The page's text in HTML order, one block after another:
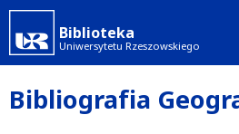
Przejdź
do
treści
Biblioteka
Uniwersytetu Rzeszowskiego
Bibliografia